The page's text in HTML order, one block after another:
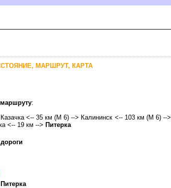
МАРШРУТ, КАРТА
маршруту:
<-- 35 км (М 6) --> Калининск <-- 103 км (М 6) -->
<-- 19 км --> Питерка
Питерка